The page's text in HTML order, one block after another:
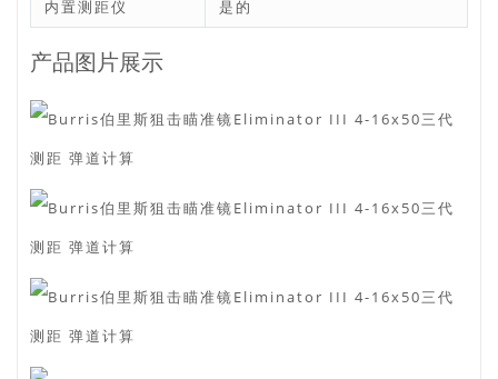
内置测距仪 是的
产品图片展示